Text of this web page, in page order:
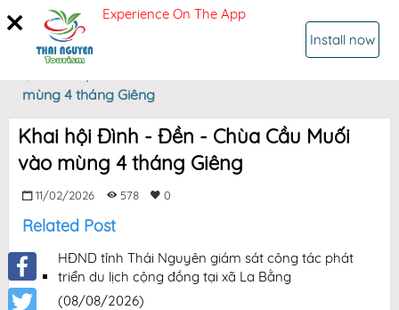
SIGN IN
Facebook
Home
mùng 4 tháng Giêng
Khai hội Đình - Đền - Chùa Cầu Muối
vào mùng 4 tháng Giêng
11/02/2026 578 0
Related Post
HĐND tỉnh Thái Nguyên giám sát công tác phát
triển du lịch cộng đồng tại xã La Bằng
(08/08/2026)
Experience On The App
Install now